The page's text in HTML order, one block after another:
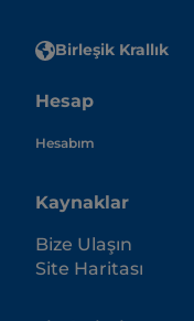
Birleşik Krallık
Hesap
Hesabım
Kaynaklar
Bize Ulaşın
Site Haritası